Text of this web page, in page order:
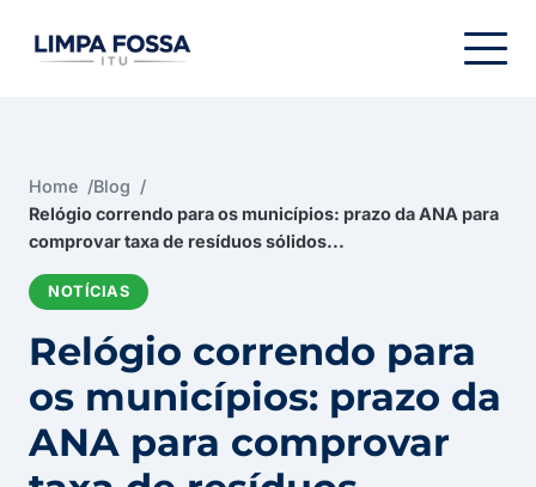
Home
Blog
Relógio correndo para os municípios: prazo da ANA para
comprovar taxa de resíduos sólidos...
NOTÍCIAS
Relógio correndo para
os municípios: prazo da
ANA para comprovar